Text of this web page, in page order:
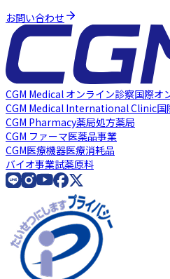
お問い合わせ
CGM Medical オンライン診察国際オ
CGM Medical International Clinic国
CGM Pharmacy薬局処方薬局
CGM ファーマ医薬品事業
CGM医療機器医療消耗品
バイオ事業試薬原料